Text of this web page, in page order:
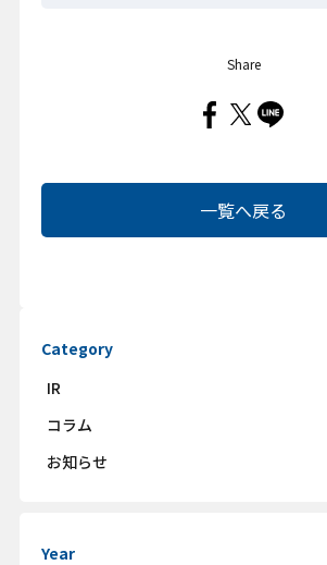
Share
一覧へ戻る
Category
IR
コラム
お知らせ
Year